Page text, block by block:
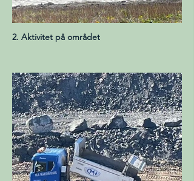
2. Aktivitet på området